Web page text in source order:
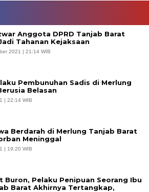
Anggota DPRD Tanjab Barat
Tahanan Kejaksaan
2021 | 21:14 WIB
Pembunuhan Sadis di Merlung
Belasan
| 22:14 WIB
Berdarah di Merlung Tanjab Barat
Meninggal
| 19:20 WIB
Buron, Pelaku Penipuan Seorang Ibu
Barat Akhirnya Tertangkap,